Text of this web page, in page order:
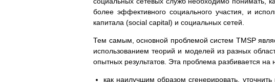
более эффективного социального участия, и
капитала (social capital) и социальных сетей.
Тем самым, основной проблемой систем TMSP
использованием теорий и моделей из разных
опытных результатов. Эта проблема разбивается на
как наилучшим образом сгенерировать,